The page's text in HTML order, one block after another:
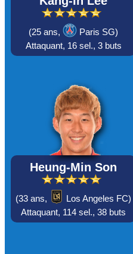
(25 ans,
Paris SG)
Attaquant, 16 sel., 3 buts
Heung-Min Son
(33 ans,
Los Angeles FC)
Attaquant, 114 sel., 38 buts